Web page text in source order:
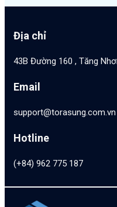
Địa chỉ
43B Đường 160 , Tăng
Email
support@torasung.com.vn
Hotline
(+84) 962 775 187